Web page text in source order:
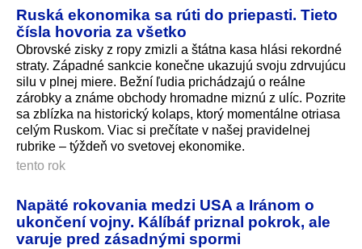
Ruská ekonomika sa rúti do priepasti. Tieto
čísla hovoria za všetko
Obrovské zisky z ropy zmizli a štátna kasa hlási rekordné
straty. Západné sankcie konečne ukazujú svoju zdrvujúcu
silu v plnej miere. Bežní ľudia prichádzajú o reálne
zárobky a známe obchody hromadne miznú z ulíc. Pozrite
sa zblízka na historický kolaps, ktorý momentálne otriasa
celým Ruskom. Viac si prečítate v našej pravidelnej
rubrike – týždeň vo svetovej ekonomike.
tento rok
Napäté rokovania medzi USA a Iránom o
ukončení vojny. Kálíbáf priznal pokrok, ale
varuje pred zásadnými spormi